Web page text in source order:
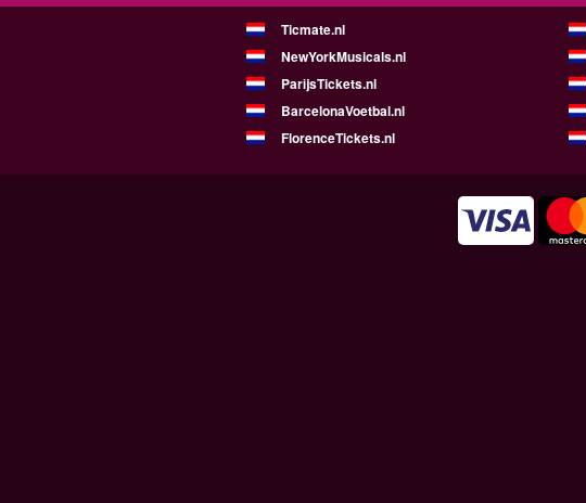
Ticmate.nl
NewYorkMusicals.nl
ParijsTickets.nl
BarcelonaVoetbal.nl
FlorenceTickets.nl